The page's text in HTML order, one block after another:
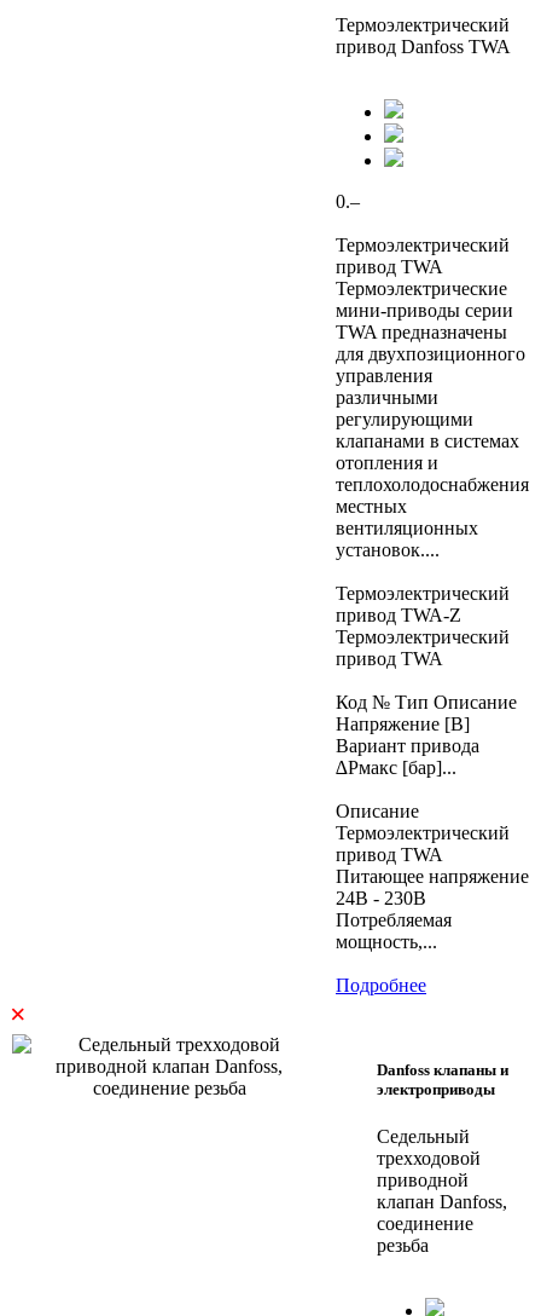
Термоэлектрический
привод Danfoss TWA
0.–
Термоэлектрический
привод TWA
Термоэлектрические
мини-приводы серии
TWA предназначены
для двухпозиционного
управления
различными
регулирующими
клапанами в системах
отопления и
теплохолодоснабжения
местных
вентиляционных
установок....
Термоэлектрический
привод TWA-Z
Термоэлектрический
привод TWA
Код № Тип Описание
Напряжение [В]
Вариант привода
∆Рмакс [бар]...
Описание
Термоэлектрический
привод TWA
Питающее напряжение
24В - 230В
Потребляемая
мощность,...
Подробнее
×
Danfoss клапаны и
электроприводы
Седельный
трехходовой
приводной
клапан Danfoss,
соединение
резьба